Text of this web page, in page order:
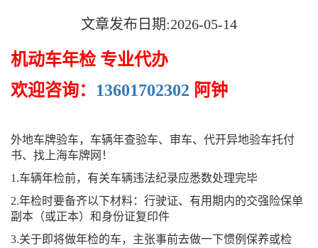
文章发布日期:2026-05-14
机动车年检 专业代办
欢迎咨询： 13601702302 阿钟
外地车牌验车，车辆年查验车、审车、代开异地验车托付
书、找上海车牌网！
1.车辆年检前，有关车辆违法纪录应悉数处理完毕
2.年检时要备齐以下材料：行驶证、有用期内的交强险保单
副本（或正本）和身份证复印件
3.关于即将做年检的车，主张事前去做一下惯例保养或检